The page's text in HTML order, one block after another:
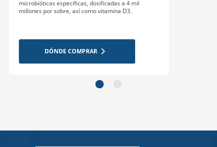
microbióticas específicas, dosificadas a 4 mil
millones por sobre, así como vitamina D3.
DÓNDE COMPRAR
next_slide